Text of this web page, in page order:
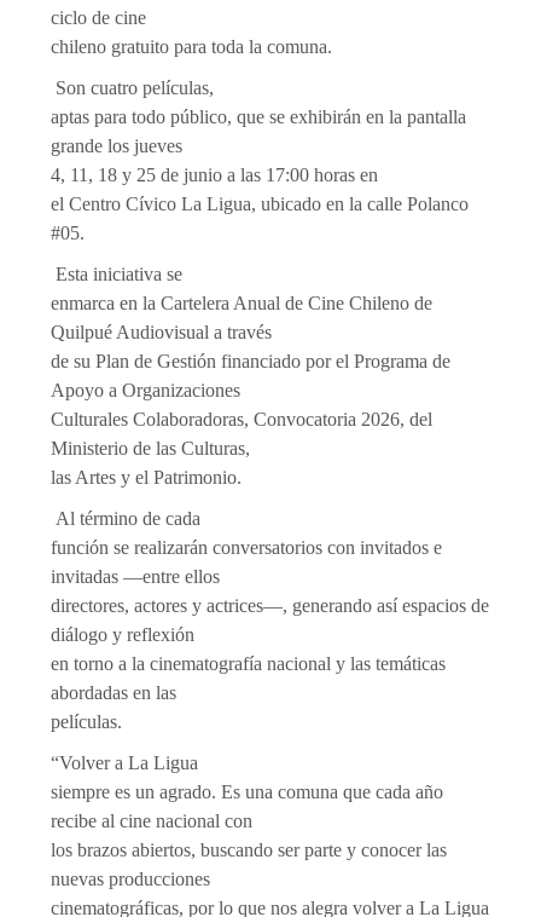
ciclo de cine
chileno gratuito para toda la comuna.
Son cuatro películas,
aptas para todo público, que se exhibirán en la pantalla
grande los jueves
4, 11, 18 y 25 de junio a las 17:00 horas en
el Centro Cívico La Ligua, ubicado en la calle Polanco
#05.
Esta iniciativa se
enmarca en la Cartelera Anual de Cine Chileno de
Quilpué Audiovisual a través
de su Plan de Gestión financiado por el Programa de
Apoyo a Organizaciones
Culturales Colaboradoras, Convocatoria 2026, del
Ministerio de las Culturas,
las Artes y el Patrimonio.
Al término de cada
función se realizarán conversatorios con invitados e
invitadas —entre ellos
directores, actores y actrices—, generando así espacios de
diálogo y reflexión
en torno a la cinematografía nacional y las temáticas
abordadas en las
películas.
“Volver a La Ligua
siempre es un agrado. Es una comuna que cada año
recibe al cine nacional con
los brazos abiertos, buscando ser parte y conocer las
nuevas producciones
cinematográficas, por lo que nos alegra volver a La Ligua